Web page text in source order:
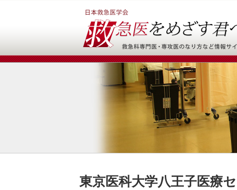
東京医科大学八王子医療